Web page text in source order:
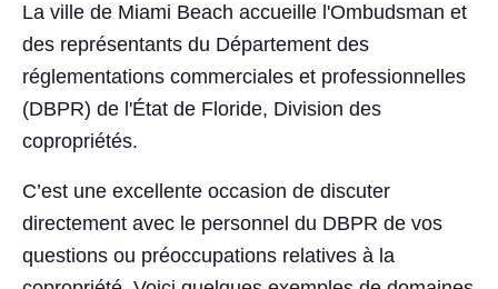
La ville de Miami Beach accueille l'Ombudsman et
des représentants du Département des
réglementations commerciales et professionnelles
(DBPR) de l'État de Floride, Division des
copropriétés.
C’est une excellente occasion de discuter
directement avec le personnel du DBPR de vos
questions ou préoccupations relatives à la